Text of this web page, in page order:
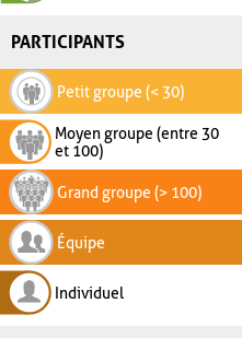
PARTICIPANTS
Petit groupe (< 30)
Moyen groupe (entre 30
et 100)
Grand groupe (> 100)
Équipe
Individuel